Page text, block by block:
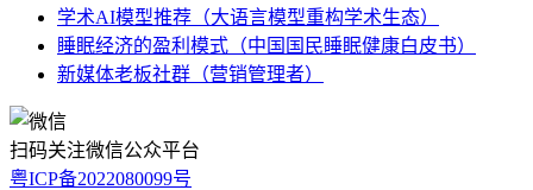
学术AI模型推荐（大语言模型重构学术生态）
睡眠经济的盈利模式（中国国民睡眠健康白皮书）
新媒体老板社群（营销管理者）
扫码关注微信公众平台
粤ICP备2022080099号